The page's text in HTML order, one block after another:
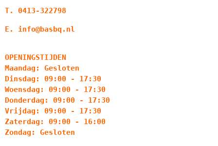
T. 0413-322798
E. info@basbq.nl
OPENINGSTIJDEN
Maandag: Gesloten
Dinsdag: 09:00 - 17:30
Woensdag: 09:00 - 17:30
Donderdag: 09:00 - 17:30
Vrijdag: 09:00 - 17:30
Zaterdag: 09:00 - 16:00
Zondag: Gesloten